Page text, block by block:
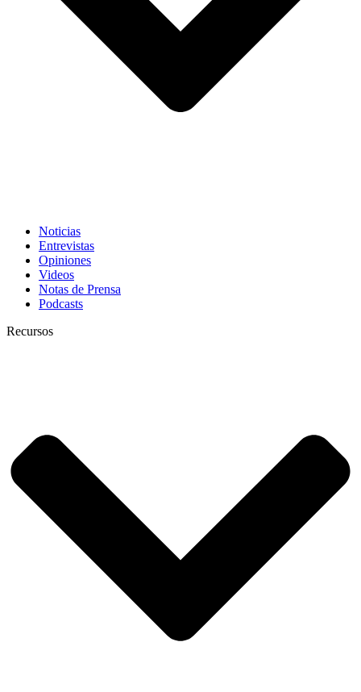
Noticias
Entrevistas
Opiniones
Videos
Notas de Prensa
Podcasts
Recursos